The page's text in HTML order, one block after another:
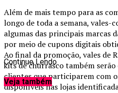
Além de mais tempo para as
longo de toda a semana, vales-
algumas das principais marcas
por meio de cupons digitais
Ao final da promoção, vales de
kits de churrasco também
clientes que participarem com
disponíveis nas lojas
Continue Lendo
Veja também